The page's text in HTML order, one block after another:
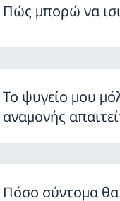
Πώς μπορώ να
Το ψυγείο μου
αναμονής
Πόσο σύντομα θα